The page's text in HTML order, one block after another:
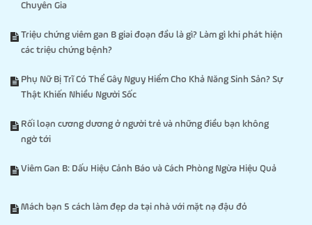
Chuyên Gia
Triệu chứng viêm gan B giai đoạn đầu là gì? Làm gì khi phát hiện
các triệu chứng bệnh?
Phụ Nữ Bị Trĩ Có Thể Gây Nguy Hiểm Cho Khả Năng Sinh Sản? Sự
Thật Khiến Nhiều Người Sốc
Rối loạn cương dương ở người trẻ và những điều bạn không
ngờ tới
Viêm Gan B: Dấu Hiệu Cảnh Báo và Cách Phòng Ngừa Hiệu Quả
Mách bạn 5 cách làm đẹp da tại nhà với mặt nạ đậu đỏ